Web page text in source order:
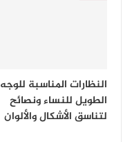
النظارات المناسبة للوجه
الطويل للنساء ونصائح
لتناسق الأشكال والألوان